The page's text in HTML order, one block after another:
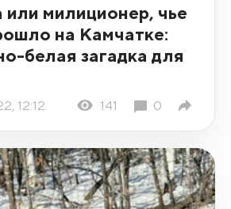
или милиционер, чье
на Камчатке:
белая загадка для
12:12 141 0